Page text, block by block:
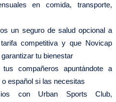
en comida, transporte,
un seguro de salud opcional a
competitiva y que Novicap
tu bienestar
compañeros apuntándote a
español si las necesitas
con Urban Sports Club,